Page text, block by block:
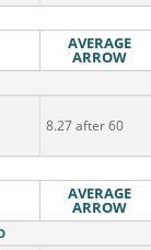
AVERAGE
ARROW
8.27 after 60
AVERAGE
ARROW